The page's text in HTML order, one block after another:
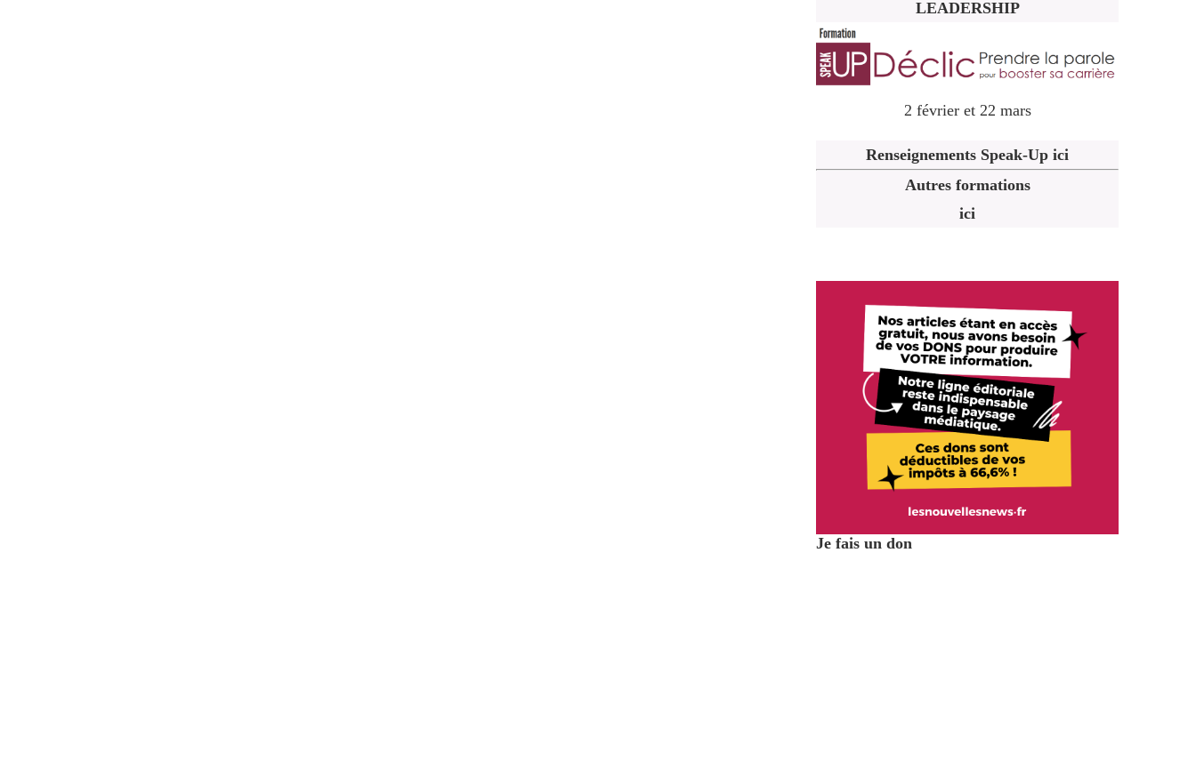
LEADERSHIP
2 février et 22 mars
Renseignements Speak-Up ici
Autres formations
ici
Je fais un don